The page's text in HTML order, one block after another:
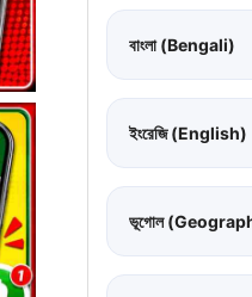
বাংলা (Bengali)
ইংরেজি (English)
ভূগোল